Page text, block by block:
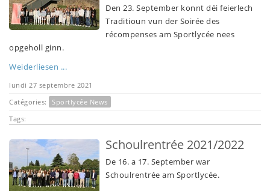
Den 23. September konnt déi feierlech
Traditioun vun der Soirée des
récompenses am Sportlycée nees
opgeholl ginn.
Weiderliesen ...
lundi 27 septembre 2021
Catégories:
Sportlycée News
Tags:
Schoulrentrée 2021/2022
De 16. a 17. September war
Schoulrentrée am Sportlycée.